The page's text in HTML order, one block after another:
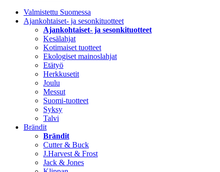
Valmistettu Suomessa
Ajankohtaiset- ja sesonkituotteet
Ajankohtaiset- ja sesonkituotteet
Kesälahjat
Kotimaiset tuotteet
Ekologiset mainoslahjat
Etätyö
Herkkusetit
Joulu
Messut
Suomi-tuotteet
Syksy
Talvi
Brändit
Brändit
Cutter & Buck
J.Harvest & Frost
Jack & Jones